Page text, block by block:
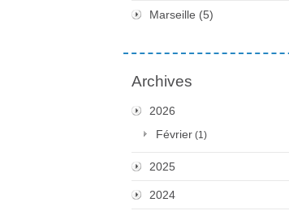
Marseille (5)
Archives
2026
Février (1)
2025
2024